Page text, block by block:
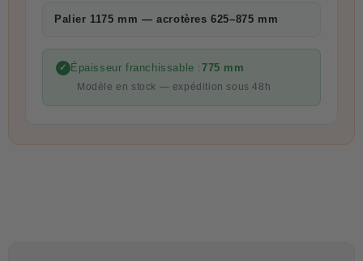
Palier 1175 mm — acrotères 625–875 mm
✓ Épaisseur franchissable :775 mm
Modèle en stock — expédition sous 48h